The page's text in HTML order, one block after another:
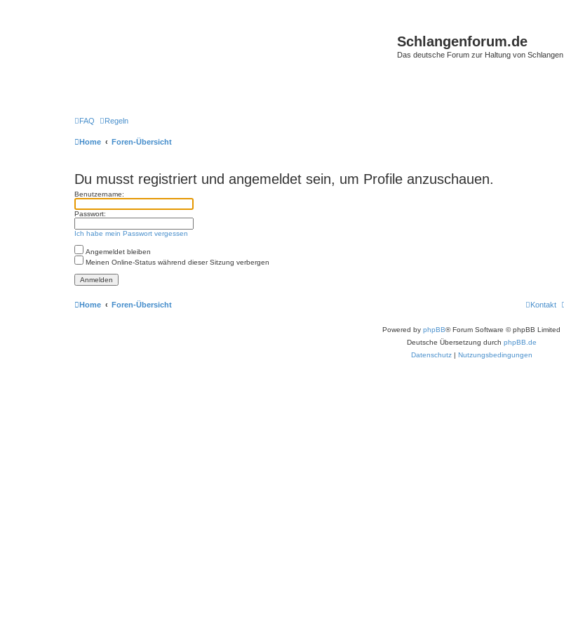
Schlangenforum.de
Das deutsche Forum zur Haltung von Schlangen
FAQ Regeln
Home Foren-Übersicht
Du musst registriert und angemeldet sein, um Profile anzuschauen.
Benutzername:
Passwort:
Ich habe mein Passwort vergessen
Angemeldet bleiben
Meinen Online-Status während dieser Sitzung verbergen
Home Foren-Übersicht Kontakt
Powered by phpBB® Forum Software © phpBB Limited
Deutsche Übersetzung durch phpBB.de
Datenschutz| Nutzungsbedingungen